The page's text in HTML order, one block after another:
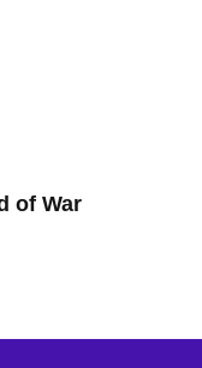
of War